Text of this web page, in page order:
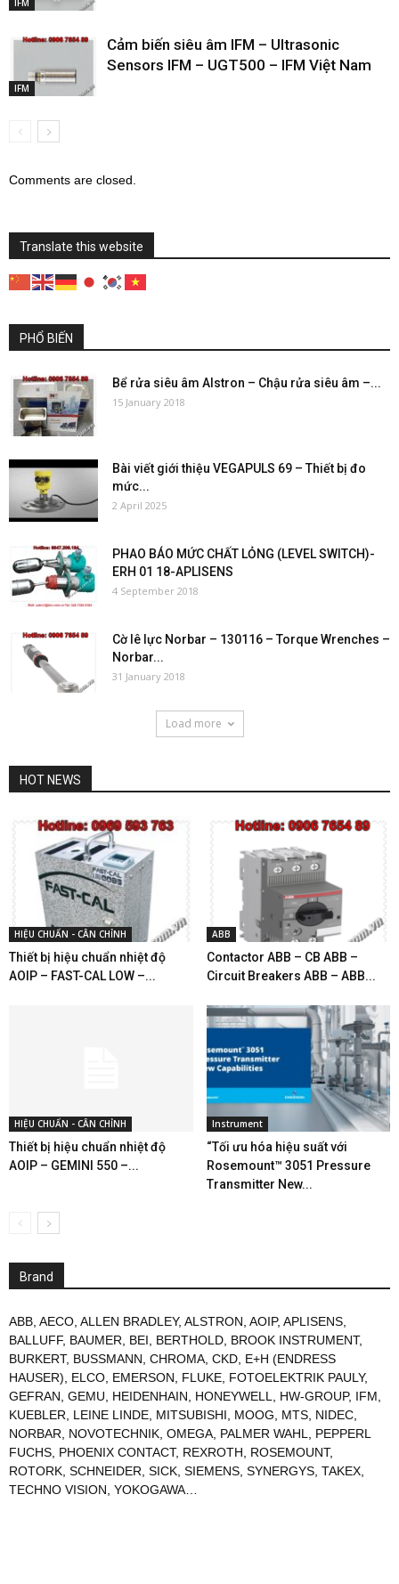
IFM
IFM
Cảm biến siêu âm IFM – Ultrasonic
Sensors IFM – UGT500 – IFM Việt Nam
Comments are closed.
Translate this website
PHỔ BIẾN
Bể rửa siêu âm Alstron – Chậu rửa siêu âm –...
15 January 2018
Bài viết giới thiệu VEGAPULS 69 – Thiết bị đo
mức...
2 April 2025
PHAO BÁO MỨC CHẤT LỎNG (LEVEL SWITCH)-
ERH 01 18-APLISENS
4 September 2018
Cờ lê lực Norbar – 130116 – Torque Wrenches –
Norbar...
31 January 2018
Load more
HOT NEWS
HIỆU CHUẨN - CÂN CHỈNH
Thiết bị hiệu chuẩn nhiệt độ
AOIP – FAST-CAL LOW –...
ABB
Contactor ABB – CB ABB –
Circuit Breakers ABB – ABB...
HIỆU CHUẨN - CÂN CHỈNH
Thiết bị hiệu chuẩn nhiệt độ
AOIP – GEMINI 550 –...
Instrument
“Tối ưu hóa hiệu suất với
Rosemount™ 3051 Pressure
Transmitter New...
Brand
ABB AECO ALLEN BRADLEY, ALSTRON AOIP, APLISENS
BALLUFF, BAUMER BEI BERTHOLD BROOK INSTRUMENT,
BURKERT, BUSSMANN CHROMA CKD E+H (ENDRESS
HAUSER)
ELCO EMERSON FLUKE FOTOELEKTRIK PAULY,
GEFRAN GEMU HEIDENHAIN HONEYWELL HW-GROUP, IFM
KUEBLER
LEINE LINDE MITSUBISHI MOOG MTS NIDEC
NORBAR
NOVOTECHNIK OMEGA PALMER WAHL
PEPPERL
FUCHS PHOENIX CONTACT, REXROTH ROSEMOUNT,
ROTORK SCHNEIDER SICK SIEMENS SYNERGYS TAKEX
TECHNO VISION YOKOGAWA